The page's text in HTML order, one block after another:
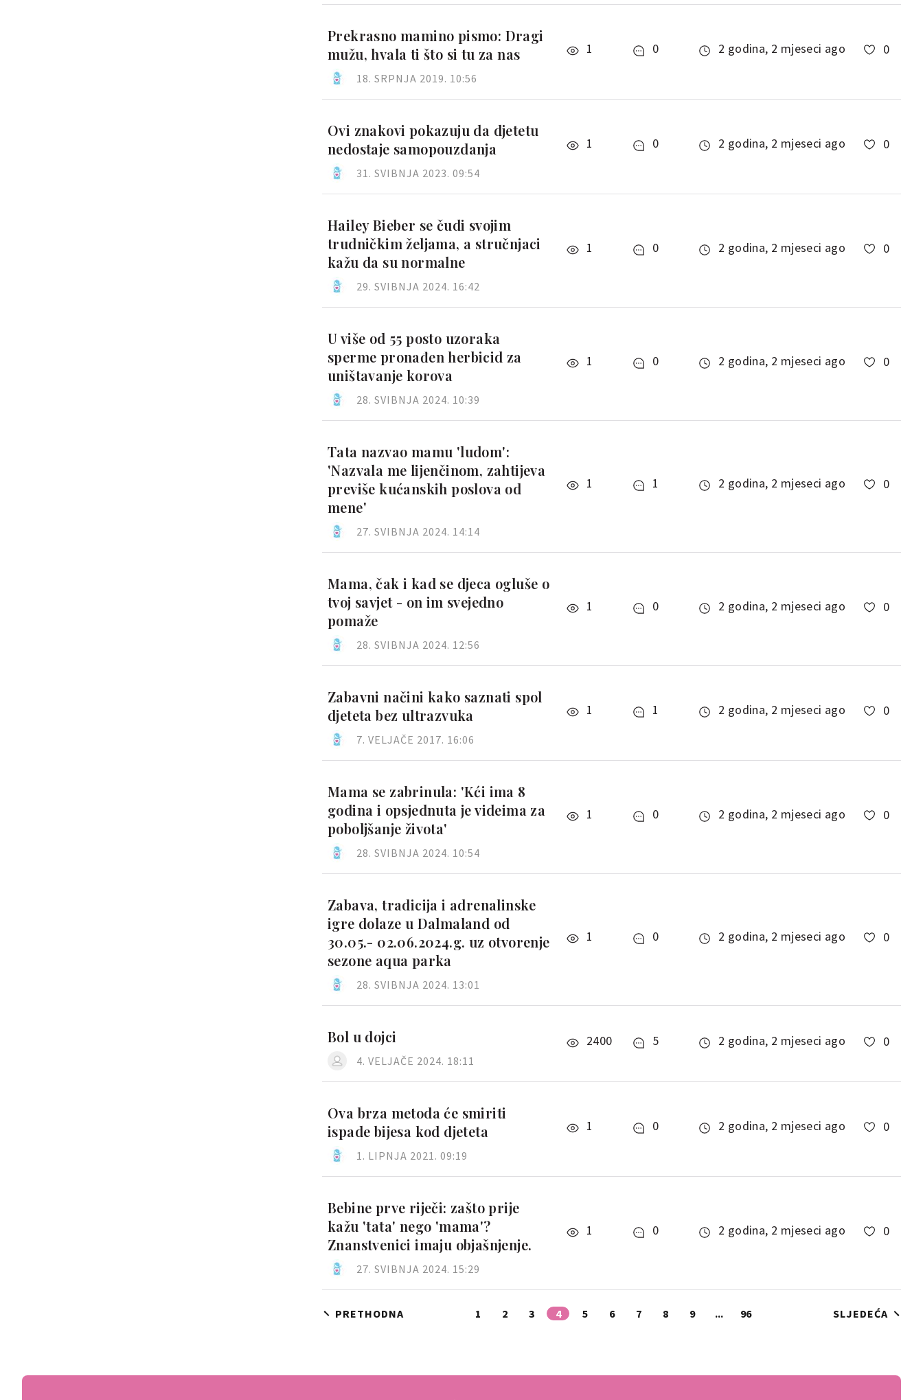
Prekrasno mamino pismo: Dragi
mužu, hvala ti što si tu za nas
1 0 2 godina, 2 mjeseci ago 0
18. SRPNJA 2019. 10:56
Ovi znakovi pokazuju da djetetu
nedostaje samopouzdanja
1 0 2 godina, 2 mjeseci ago 0
31. SVIBNJA 2023. 09:54
Hailey Bieber se čudi svojim
trudničkim željama, a stručnjaci
kažu da su normalne
1 0 2 godina, 2 mjeseci ago 0
29. SVIBNJA 2024. 16:42
U više od 55 posto uzoraka
sperme pronađen herbicid za
uništavanje korova
1 0 2 godina, 2 mjeseci ago 0
28. SVIBNJA 2024. 10:39
Tata nazvao mamu 'ludom':
'Nazvala me lijenčinom, zahtijeva
previše kućanskih poslova od
mene'
1 1 2 godina, 2 mjeseci ago 0
27. SVIBNJA 2024. 14:14
Mama, čak i kad se djeca ogluše o
tvoj savjet - on im svejedno
pomaže
1 0 2 godina, 2 mjeseci ago 0
28. SVIBNJA 2024. 12:56
Zabavni načini kako saznati spol
djeteta bez ultrazvuka
1 1 2 godina, 2 mjeseci ago 0
7. VELJAČE 2017. 16:06
Mama se zabrinula: 'Kći ima 8
godina i opsjednuta je videima za
poboljšanje života'
1 0 2 godina, 2 mjeseci ago 0
28. SVIBNJA 2024. 10:54
Zabava, tradicija i adrenalinske
igre dolaze u Dalmaland od
30.05.- 02.06.2024.g. uz otvorenje
sezone aqua parka
1 0 2 godina, 2 mjeseci ago 0
28. SVIBNJA 2024. 13:01
Bol u dojci 2400 5 2 godina, 2 mjeseci ago 0
4. VELJAČE 2024. 18:11
Ova brza metoda će smiriti
ispade bijesa kod djeteta
1 0 2 godina, 2 mjeseci ago 0
1. LIPNJA 2021. 09:19
Bebine prve riječi: zašto prije
kažu 'tata' nego 'mama'?
Znanstvenici imaju objašnjenje.
1 0 2 godina, 2 mjeseci ago 0
27. SVIBNJA 2024. 15:29
PRETHODNA 1 2 3 4 5 6 7 8 9 ... 96 SLJEDEĆA